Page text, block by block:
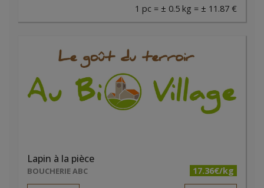
1 pc = ± 0.5 kg = ± 11.87 €
Lapin à la pièce
BOUCHERIE ABC 17.36€/kg